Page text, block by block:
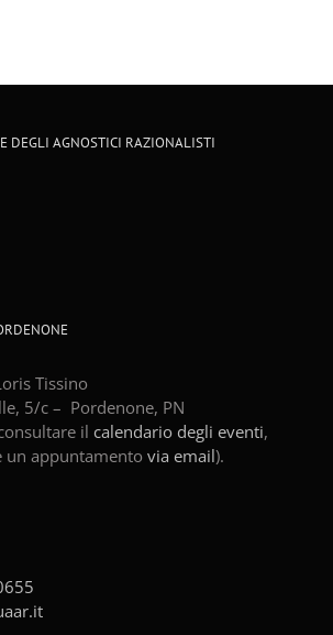
DEGLI AGNOSTICI RAZIONALISTI
Tissino
5/c – Pordenone, PN
il calendario degli eventi,
un appuntamento via email).